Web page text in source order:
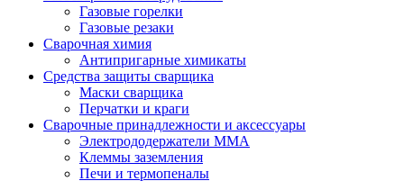
Газовые горелки
Газовые резаки
Сварочная химия
Антипригарные химикаты
Средства защиты сварщика
Маски сварщика
Перчатки и краги
Сварочные принадлежности и аксессуары
Электрододержатели MMA
Клеммы заземления
Печи и термопеналы